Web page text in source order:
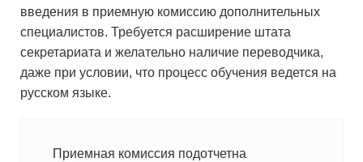
введения в приемную комиссию дополнительных
специалистов. Требуется расширение штата
секретариата и желательно наличие переводчика,
даже при условии, что процесс обучения ведется на
русском языке.
Приемная комиссия подотчетна